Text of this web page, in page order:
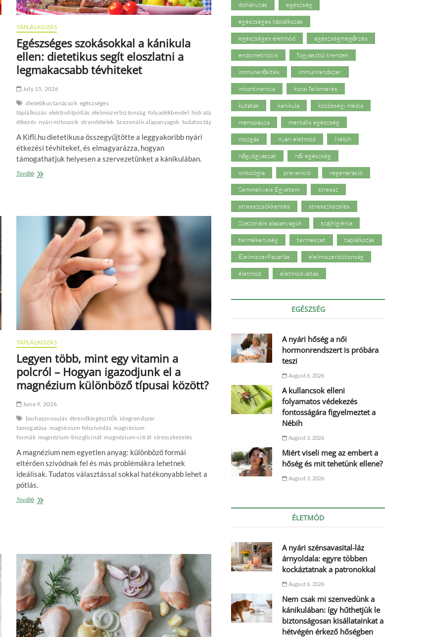
TÁPLÁLKOZÁS
Egészséges szokásokkal a kánikula
ellen: dietetikus segít eloszlatni a
legmakacsabb tévhiteket
July 15, 2026
dietetikus tanácsok egészséges
táplálkozás elektrolitpótlás élelmiszerbiztonság folyadékbevitel hidratáltság kánikula nyári
étkezés nyári mítoszok strandételek Szezonális alapanyagok tudatos táplálkozás
A Kifli.hu dietetikusa összegyűjtötte a leggyakoribb nyári
étkezési tévhiteket, és elmagyarázza, hogyan
támogathatjuk helyesen a szervezetünket a kánikulában.
TovábbEgészséges
dietetikus
eloszlatni
legmakacsabb
tévhiteket
TÁPLÁLKOZÁS
Legyen több, mint egy vitamin a
polcról – Hogyan igazodjunk el a
magnézium különböző típusai között?
June 9, 2026
biohasznosulás étrendkiegészítők idegrendszer
támogatása magnézium felszívódás magnézium
formák magnézium‑biszglicinát magnézium‑citrát stresszkezelés
A magnézium nem egyetlen anyag: különböző formái
eltérően szívódnak fel és más problémákra lehetnek
ideálisak. Tudatos választással sokkal hatékonyabb lehet a
pótlás.
TovábbLegyen
–
Hogyan
igazodjunk
el
a
magnézium
különböző
típusai
között?
dohányzás egészség
egészséges táplálkozás
egészséges életmód egészségmegőrzés
endometriózis fogyasztói trendek
immunerősítés immunrendszer
inkontinencia korai felismerés
kutatás kánikula közösségi média
menopauza mentális egészség
mozgás nyári életmód Nébih
nőgyógyászat női egészség
onkológia prevenció regeneráció
Semmelweis Egyetem stressz
stresszcsökkentés stresszkezelés
Szezonális alapanyagok szájhigiénia
termékenység természet táplálkozás
ÉlelmiszerPazarlás élelmiszerbiztonság
életmód életmódváltás
EGÉSZSÉG
A nyári hőség a női
hormonrendszert is próbára
teszi
August 6, 2026
A kullancsok elleni
folyamatos védekezés
fontosságára figyelmeztet a
Nébih
August 3, 2026
Miért viseli meg az embert a
hőség és mit tehetünk ellene?
August 3, 2026
ÉLETMÓD
A nyári szénsavasital-láz
árnyoldala: egyre többen
kockáztatnak a patronokkal
August 6, 2026
Nem csak mi szenvedünk a
kánikulában: így hűthetjük le
biztonságosan kisállatainkat a
hétvégén érkező hőségben